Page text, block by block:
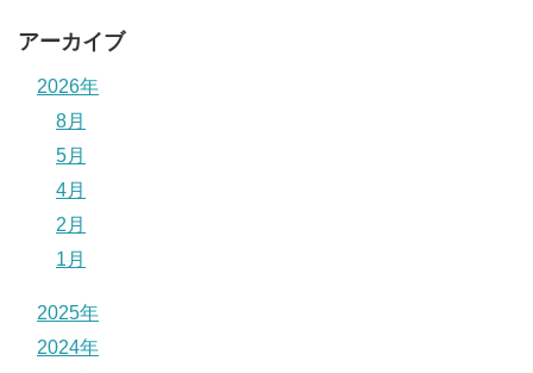
アーカイブ
2026年
8月
5月
4月
2月
1月
2025年
2024年